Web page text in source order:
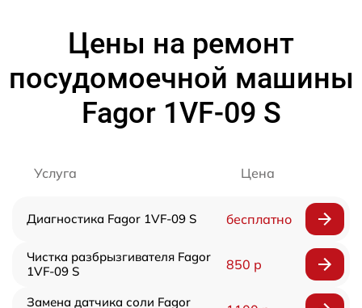
Цены на ремонт
посудомоечной машины
Fagor 1VF-09 S
Услуга Цена
Диагностика Fagor 1VF-09 S бесплатно
Чистка разбрызгивателя Fagor
1VF-09 S
850 р
Замена датчика соли Fagor